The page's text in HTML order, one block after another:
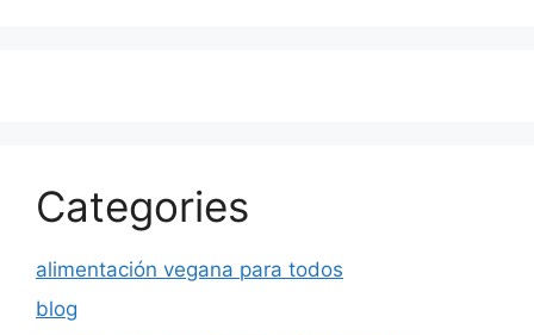
Categories
alimentación vegana para todos
blog